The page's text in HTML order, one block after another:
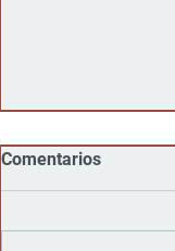
Comentarios